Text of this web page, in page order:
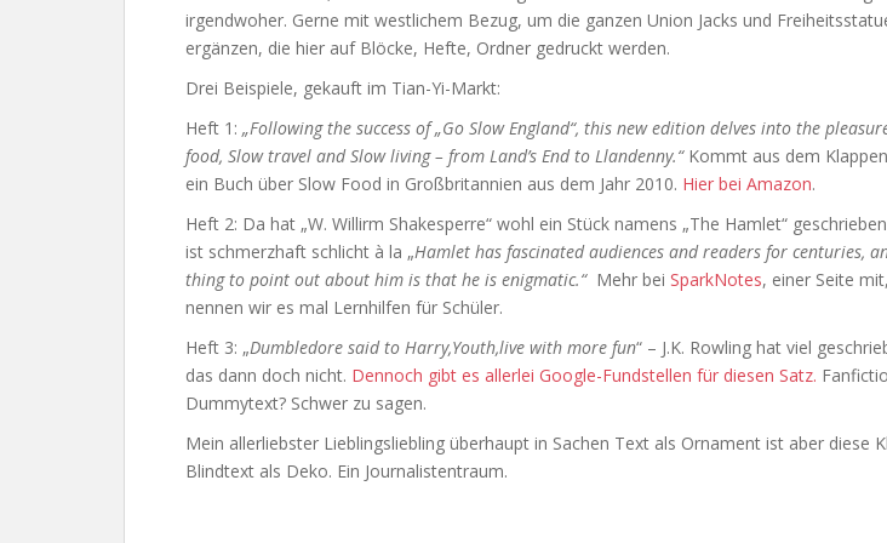
irgendwoher. Gerne mit westlichem Bezug, um die ganzen Union Jacks und
ergänzen, die hier auf Blöcke, Hefte, Ordner gedruckt werden.
Drei Beispiele, gekauft im Tian-Yi-Markt:
Heft 1: „Following the success of „Go Slow England“, this new edition delves into the
food, Slow travel and Slow living – from Land’s End to Llandenny.“Kommt aus dem
ein Buch über Slow Food in Großbritannien aus dem Jahr 2010. Hier bei Amazon.
Heft 2: Da hat „W. Willirm Shakesperre“ wohl ein Stück namens „The Hamlet“
ist schmerzhaft schlicht à la „Hamlet has fascinated audiences and readers for centuries,
thing to point out about him is that he is enigmatic.“ Mehr bei SparkNotes, einer Seite
nennen wir es mal Lernhilfen für Schüler.
Heft 3: „Dumbledore said to Harry,Youth,live with more fun“ – J.K. Rowling hat viel
das dann doch nicht. Dennoch gibt es allerlei Google-Fundstellen für diesen Satz.
Dummytext? Schwer zu sagen.
Mein allerliebster Lieblingsliebling überhaupt in Sachen Text als Ornament ist aber diese
Blindtext als Deko. Ein Journalistentraum.